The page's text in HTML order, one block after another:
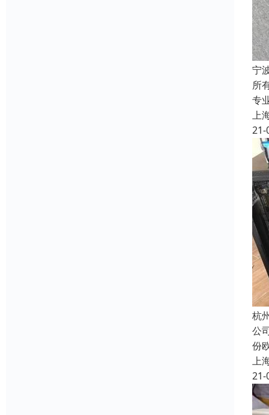
宁
所
专
上
21-
杭
公
份
上
21-